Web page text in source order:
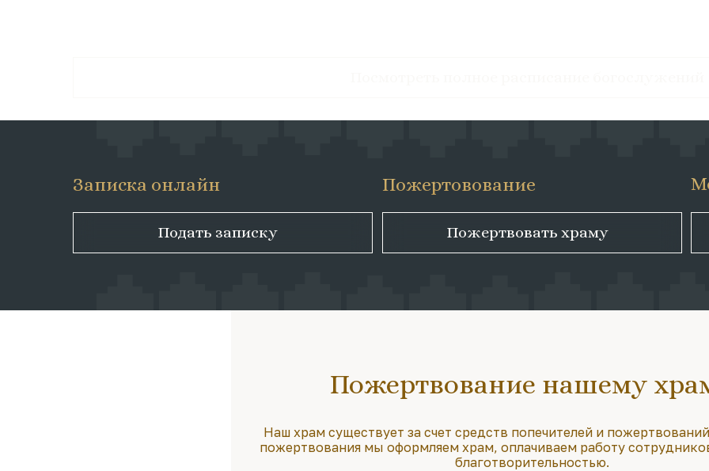
Пожертвовать храму
Подать записку
Пожертовование
Записка онлайн
Пожертвование нашему
Наш храм существует за счет средств попечителей и
пожертвования мы оформляем храм, оплачиваем работу
благотворительностью.